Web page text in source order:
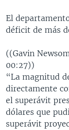
El
déficit de más
((Gavin
00:27))
“La magnitud
directamente
el superávit
dólares que
superávit